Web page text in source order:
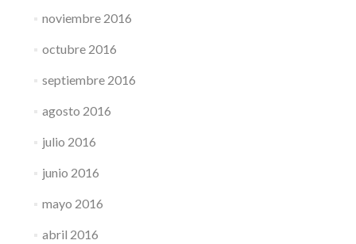
noviembre 2016
octubre 2016
septiembre 2016
agosto 2016
julio 2016
junio 2016
mayo 2016
abril 2016